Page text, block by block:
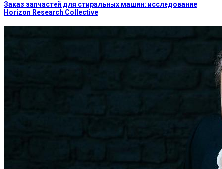
Заказ запчастей для стиральных машин: исследование
Horizon Research Collective